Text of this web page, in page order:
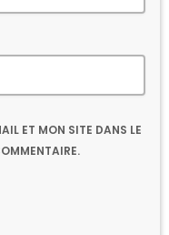
ET MON SITE DANS LE